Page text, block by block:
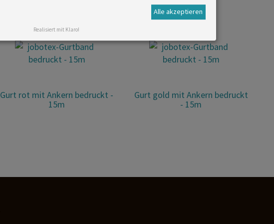
Gurt rot mit Ankern bedruckt -
15m
Gurt gold mit Ankern bedruckt
- 15m
Alle akzeptieren
Realisiert mit Klaro!